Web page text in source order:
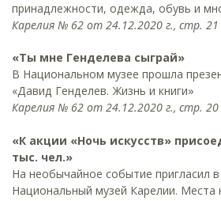
принадлежности, одежда, обувь и
Карелия № 62 от 24.12.2020 г., стр. 21
«Ты мне Генделева сыграй»
В Национальном музее прошла
«Давид Генделев. Жизнь и книги»
Карелия № 62 от 24.12.2020 г., стр. 20
«К акции «Ночь искусств»
тыс. чел.»
На необычайное событие пригласил
Национальный музей Карелии. Места